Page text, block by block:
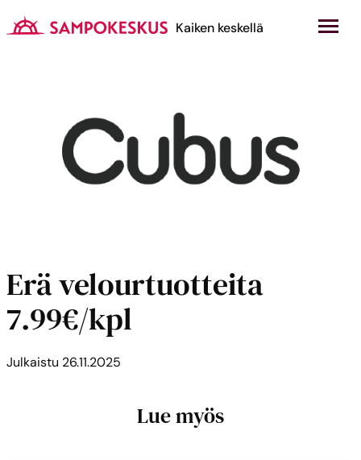
sisältöön
Kauppakeskus Sampokeskus
Kaiken keskellä
Erä velourtuotteita
7.99€/kpl
Julkaistu 26.11.2025
Lue myös